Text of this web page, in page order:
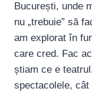
București, unde
nu „trebuie” să
am explorat în
care cred. Fac
știam ce e
spectacolele,